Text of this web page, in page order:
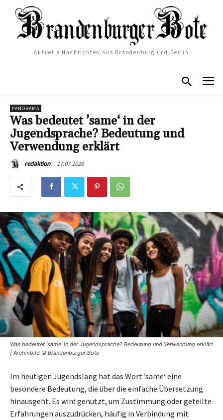
Aktuelle Nachrichten aus Brandenburg und Berlin
PANORAMA
Was bedeutet ’same‘ in der
Jugendsprache? Bedeutung und
Verwendung erklärt
redaktion 17.07.2026
Was bedeutet 'same' in der Jugendsprache? Bedeutung und Verwendung erklärt
| Archivbild © Brandenburger Bote
Im heutigen Jugendslang hat das Wort ’same‘ eine
besondere Bedeutung, die über die einfache Übersetzung
hinausgeht. Es wird genutzt, um Zustimmung oder geteilte
Erfahrungen auszudrücken, häufig in Verbindung mit